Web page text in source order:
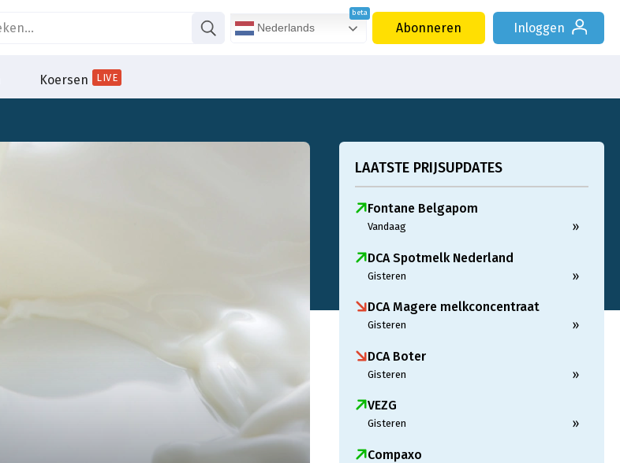
Nederlands Abonneren Inloggen
Koersen LIVE
LAATSTE PRIJSUPDATES
Fontane Belgapom
Vandaag »
DCA Spotmelk Nederland
Gisteren »
DCA Magere melkconcentraat
Gisteren »
DCA Boter
Gisteren »
VEZG
Gisteren »
Compaxo